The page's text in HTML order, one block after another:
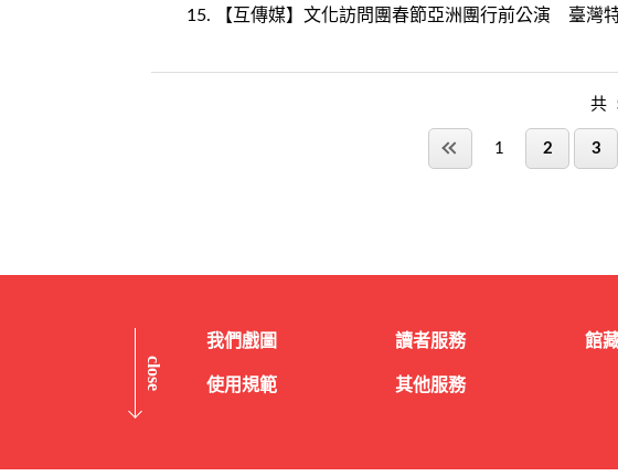
15. 【互傳媒】文化訪問團春節亞洲團行前公演 臺灣
共
1 2 3
close
我們戲圖 讀者服務 館
使用規範 其他服務